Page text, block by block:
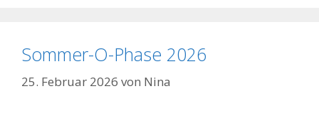
Sommer-O-Phase 2026
25. Februar 2026 von Nina